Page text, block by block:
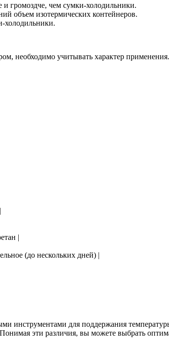
громоздче, чем сумки-холодильники.
объем изотермических контейнеров.
холодильники.
необходимо учитывать характер применения.
|
(до нескольких дней) |
инструментами для поддержания
эти различия, вы можете выбрать